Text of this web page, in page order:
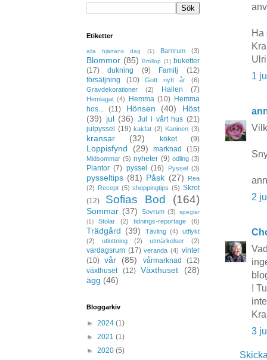
Ha
1
2
!
3
Etiketter
alla hjärtans dag (1) Barnrum (3)
Blommor (85) Bröllop (1) buketter
(17)
dukning (9) Familj
(12)
försäljning
(10) Gott nytt år
(6)
Gravdekorationer
(2) Hallen (7)
Hemlagat (4) Hemma (10) Hemma
hos...
(11) Hönsen (40)
Höst
(39) jul (36) Jul i vårt hus (21)
julpyssel
(19) kakfat (2) Kaninen (3)
kransar (32) köket (9)
Loppisfynd (29) marknad (15)
Midsommar (5) nyheter (9) odling (3)
Plantor (7) pyssel (16) Pyssel (3)
pysseltips (81) Påsk (27)
Rea
(2) Recept (5) shoppingtips (5) Skrot
(12)
Sofias Bod (164)
Sommar (37) Sovrum (3)
speglar
(1)
Stolar (2) tidnings-reportage (6)
Trädgård (39) Tävling (4)
utflykt
(2)
utlottning (2) utmärkelser (2)
vardagsrum (17) veranda (4) vinter
(10) vår (85) vårmarknad
(12)
växthuset
(12) Växthuset
(28)
ägg (46)
Bloggarkiv
► 2024 (1)
► 2021 (1)
► 2020 (5)